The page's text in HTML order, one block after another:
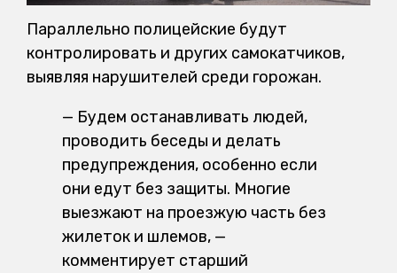
Параллельно полицейские будут
контролировать и других самокатчиков,
выявляя нарушителей среди горожан.
— Будем останавливать людей,
проводить беседы и делать
предупреждения, особенно если
они едут без защиты. Многие
выезжают на проезжую часть без
жилеток и шлемов, —
комментирует старший